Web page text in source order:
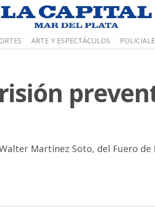
ARTE Y ESPECTÁCULOS
Martínez Soto, del Fuero de